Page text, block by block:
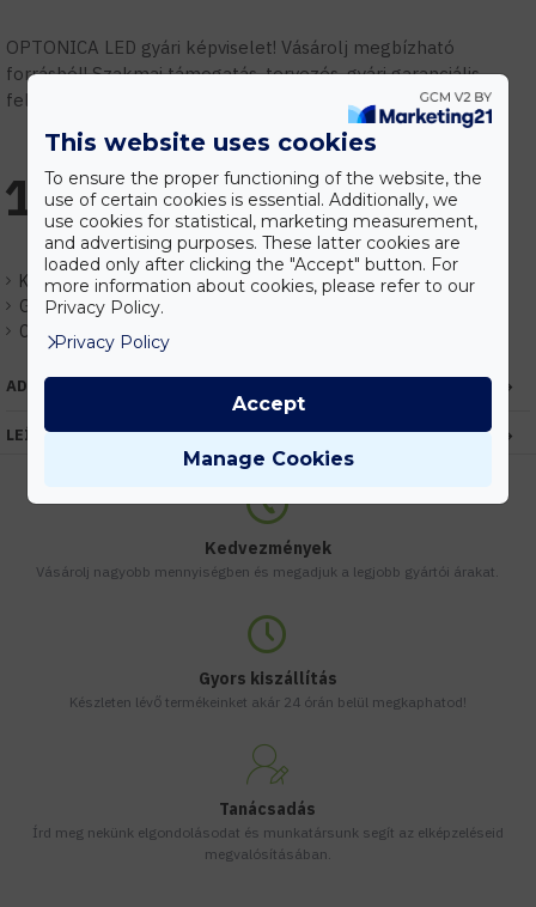
OPTONICA LED gyári képviselet! Vásárolj megbízható
forrásból! Szakmai támogatás, tervezés, gyári garanciális
feltételek.
Készlet: Raktáron
Gyártó:Optonica
Cikkszám:
EHOP7451
11.119 Ft
ADATOK
LEÍRÁS
Kedvezmények
Vásárolj nagyobb mennyiségben és megadjuk a legjobb gyártói árakat.
Gyors kiszállítás
Készleten lévő termékeinket akár 24 órán belül megkaphatod!
Tanácsadás
Írd meg nekünk elgondolásodat és munkatársunk segít az elképzeléseid
megvalósításában.
This website uses cookies
To ensure the proper functioning of the website, the
use of certain cookies is essential. Additionally, we
use cookies for statistical, marketing measurement,
and advertising purposes. These latter cookies are
loaded only after clicking the "Accept" button. For
more information about cookies, please refer to our
Privacy Policy.
Privacy Policy
Manage Cookies
Accept